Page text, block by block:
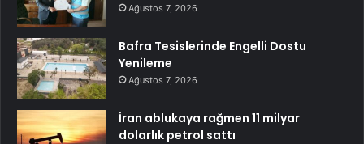
Ağustos 7, 2026
Bafra Tesislerinde Engelli Dostu
Yenileme
Ağustos 7, 2026
İran ablukaya rağmen 11 milyar
dolarlık petrol sattı